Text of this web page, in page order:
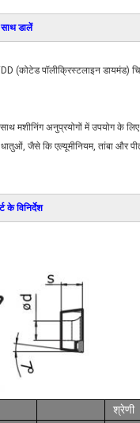
डालें
(कोटेड पॉलीक्रिस्टलाइन
मशीनिंग अनुप्रयोगों में उपयोग के
धातुओं, जैसे कि एल्यूमीनियम, तांबा
के विनिर्देश
श्रेणी